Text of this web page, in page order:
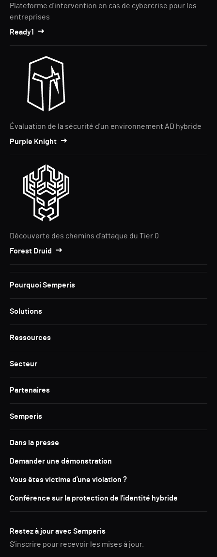
Plateforme d'intervention en cas de cybercrise pour les
entreprises
Ready1
Évaluation de la sécurité d'un environnement AD hybride
Purple Knight
Découverte des chemins d'attaque du Tier 0
Forest Druid
Pourquoi Semperis
Solutions
Ressources
Secteur
Partenaires
Semperis
Dans la presse
Demander une démonstration
Vous êtes victime d'une violation ?
Conférence sur la protection de l'identité hybride
Restez à jour avec Semperis
S'inscrire pour recevoir les mises à jour.